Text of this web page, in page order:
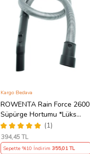
ROWENTA Rain Force 2600
Süpürge Hortumu *Lüks
Kalite** Uyumlu(1)
Kargo Bedava
394,45 TL
Sepette %10 İndirim 355,01 TL